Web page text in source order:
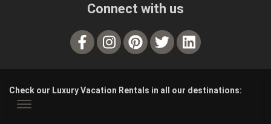
Connect with us
Check our Luxury Vacation Rentals in all our destinations: